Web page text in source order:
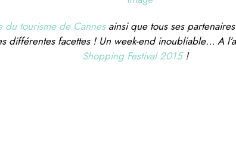
du tourisme de Cannesainsi que tous ses
différentes facettes ! Un week-end inoubliable… A
Shopping Festival 2015!